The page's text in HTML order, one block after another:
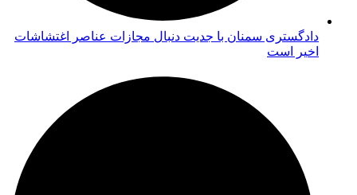
دادگستری سمنان با جدیت دنبال مجازات عناصر اغتشاشات
اخیر است